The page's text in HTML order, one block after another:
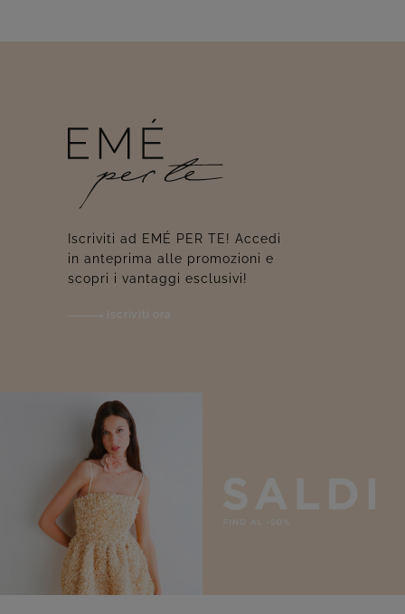
Iscriviti ad EMÉ PER TE! Accedi
in anteprima alle promozioni e
scopri i vantaggi esclusivi!
Iscriviti ora